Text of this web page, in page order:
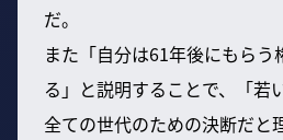
だ。
また「自分は61年後にもらう
る」と説明することで、「若
全ての世代のための決断だと